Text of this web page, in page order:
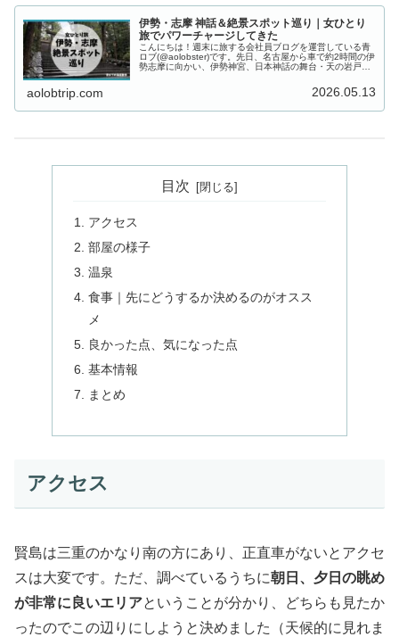
伊勢・志摩 神話＆絶景スポット巡り｜女ひとり
旅でパワーチャージしてきた
こんにちは！週末に旅する会社員ブログを運営している青
ロブ(@aolobster)です。先日、名古屋から車で約2時間の伊
勢志摩に向かい、伊勢神宮、日本神話の舞台・天の岩戸、
aolobtrip.com 2026.05.13
目次
アクセス
部屋の様子
温泉
食事｜先にどうするか決めるのがオスス
メ
良かった点、気になった点
基本情報
まとめ
アクセス
賢島は三重のかなり南の方にあり、正直車がないとアクセ
スは大変です。ただ、調べているうちに朝日、夕日の眺め
が非常に良いエリアということが分かり、どちらも見たか
ったのでこの辺りにしようと決めました（天候的に見れま